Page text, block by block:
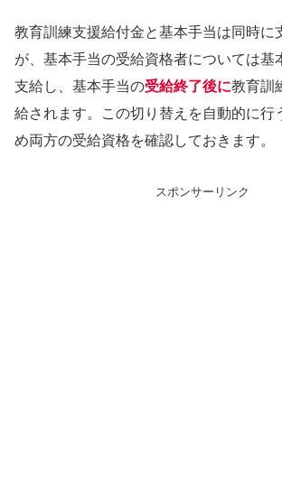
教育訓練支援給付金と基本手当は同時に
が、基本手当の受給資格者については基
支給し、基本手当の受給終了後に教育訓
給されます。この切り替えを自動的に行
め両方の受給資格を確認しておきます。
スポンサーリンク